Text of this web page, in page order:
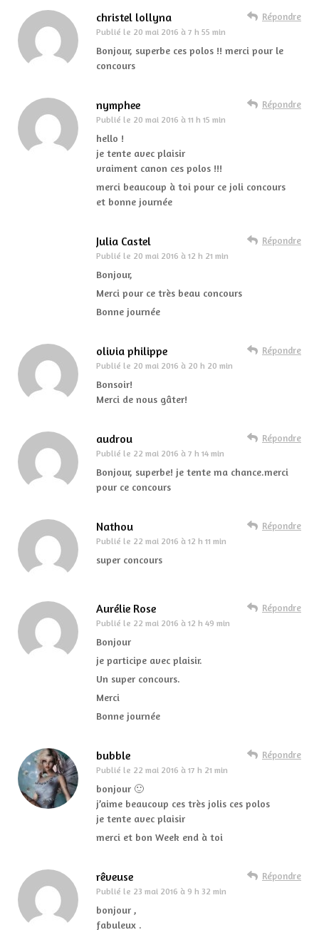
christel lollyna
Publié le 20 mai 2016 à 7 h 55 min
Répondre
Bonjour, superbe ces polos !! merci pour le
concours
nymphee
Publié le 20 mai 2016 à 11 h 15 min
Répondre
hello !
je tente avec plaisir
vraiment canon ces polos !!!
merci beaucoup à toi pour ce joli concours
et bonne journée
Julia Castel
Publié le 20 mai 2016 à 12 h 21 min
Répondre
Bonjour,
Merci pour ce très beau concours
Bonne journée
olivia philippe
Publié le 20 mai 2016 à 20 h 20 min
Répondre
Bonsoir!
Merci de nous gâter!
audrou
Publié le 22 mai 2016 à 7 h 14 min
Répondre
Bonjour, superbe! je tente ma chance.merci
pour ce concours
Nathou
Publié le 22 mai 2016 à 12 h 11 min
Répondre
super concours
Aurélie Rose
Publié le 22 mai 2016 à 12 h 49 min
Répondre
Bonjour
je participe avec plaisir.
Un super concours.
Merci
Bonne journée
bubble
Publié le 22 mai 2016 à 17 h 21 min
Répondre
bonjour 🙂
j’aime beaucoup ces très jolis ces polos
je tente avec plaisir
merci et bon Week end à toi
rêveuse
Publié le 23 mai 2016 à 9 h 32 min
Répondre
bonjour ,
fabuleux .